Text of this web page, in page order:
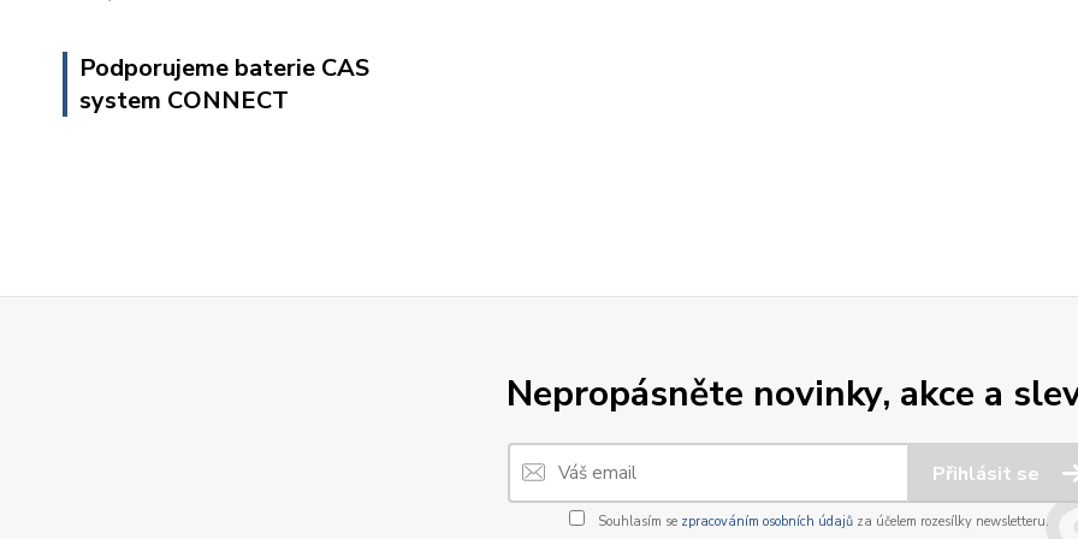
Podporujeme baterie CAS
system CONNECT
Nepropásněte novinky, akce a
Přihlásit se
Souhlasím se zpracováním osobních údajůza účelem rozesílky newsletteru.